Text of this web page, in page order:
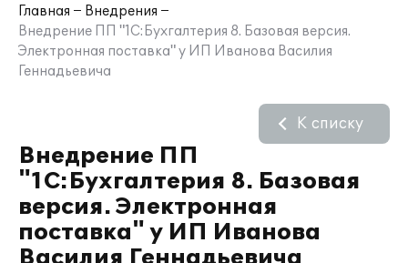
Главная
Внедрения
Внедрение ПП "1С:Бухгалтерия 8. Базовая версия.
Электронная поставка" у ИП Иванова Василия
Геннадьевича
Внедрение ПП
"1С:Бухгалтерия 8. Базовая
версия. Электронная
поставка" у ИП Иванова
К списку